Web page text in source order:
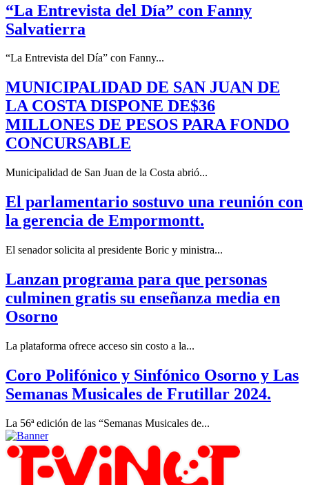
“La Entrevista del Día” con Fanny
Salvatierra
“La Entrevista del Día” con Fanny...
MUNICIPALIDAD DE SAN JUAN DE
LA COSTA DISPONE DE$36
MILLONES DE PESOS PARA FONDO
CONCURSABLE
Municipalidad de San Juan de la Costa abrió...
El parlamentario sostuvo una reunión con
la gerencia de Empormontt.
El senador solicita al presidente Boric y ministra...
Lanzan programa para que personas
culminen gratis su enseñanza media en
Osorno
La plataforma ofrece acceso sin costo a la...
Coro Polifónico y Sinfónico Osorno y Las
Semanas Musicales de Frutillar 2024.
La 56ª edición de las “Semanas Musicales de...